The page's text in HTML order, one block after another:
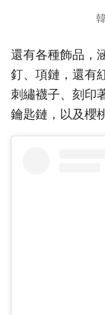
還有各種飾品，
釘、項鏈，還有
刺繡襪子、刻印
鑰匙鏈，以及櫻